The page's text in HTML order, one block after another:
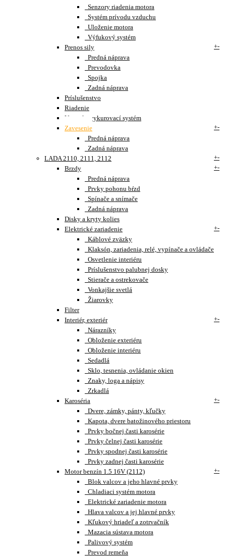
Senzory riadenia motora
Systém prívodu vzduchu
Uloženie motora
Výfukový systém
Prenos sily
+-
Predná náprava
Prevodovka
Spojka
Zadná náprava
Príslušenstvo
Riadenie
Vetrací a vykurovací systém
Zavesenie
+-
Predná náprava
Zadná náprava
LADA 2110, 2111, 2112
+-
Brzdy
+-
Predná náprava
Prvky pohonu bŕzd
Spínače a snímače
Zadná náprava
Disky a kryty kolies
Elektrické zariadenie
+-
Káblové zväzky
Klaksón, zariadenia, relé, vypínače a ovládače
Osvetlenie interiéru
Príslušenstvo palubnej dosky
Stierače a ostrekovače
Vonkajšie svetlá
Žiarovky
Filter
Interiér, exteriér
+-
Nárazníky
Obloženie exteriéru
Obloženie interiéru
Sedadlá
Sklo, tesnenia, ovládanie okien
Znaky, loga a nápisy
Zrkadlá
Karoséria
+-
Dvere, zámky, pánty, kľučky
Kapota, dvere batožinového priestoru
Prvky bočnej časti karosérie
Prvky čelnej časti karosérie
Prvky spodnej časti karosérie
Prvky zadnej časti karosérie
Motor benzín 1.5 16V (2112)
+-
Blok valcov a jeho hlavné prvky
Chladiaci systém motora
Elektrické zariadenie motora
Hlava valcov a jej hlavné prvky
Kľukový hriadeľ a zotrvačník
Mazacia sústava motora
Palivový systém
Prevod remeňa